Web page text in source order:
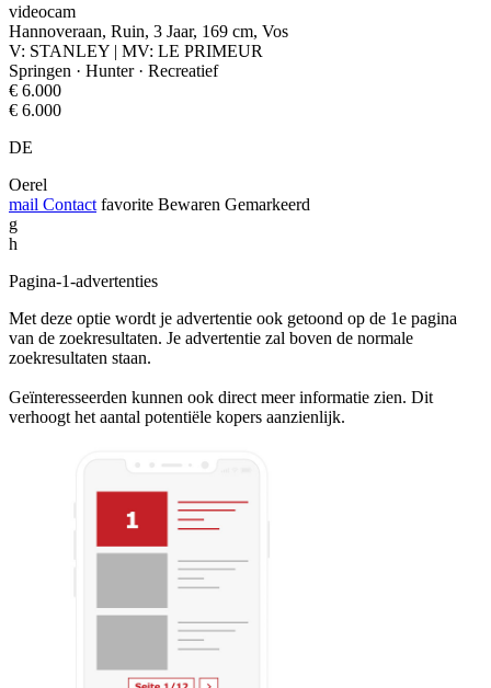
videocam
Hannoveraan, Ruin, 3 Jaar, 169 cm, Vos
V: STANLEY | MV: LE PRIMEUR
Springen · Hunter · Recreatief
€ 6.000
€ 6.000
DE
Oerel
mail Contact favorite Bewaren Gemarkeerd
g
h
Pagina-1-advertenties
Met deze optie wordt je advertentie ook getoond op de 1e pagina
van de zoekresultaten. Je advertentie zal boven de normale
zoekresultaten staan.
Geïnteresseerden kunnen ook direct meer informatie zien. Dit
verhoogt het aantal potentiële kopers aanzienlijk.